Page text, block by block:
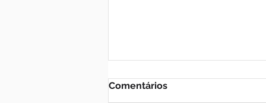
Comentários